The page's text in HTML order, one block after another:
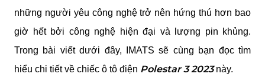
những người yêu công nghệ trở nên hứng thú hơn bao
giờ hết bởi công nghệ hiện đại và lượng pin khủng.
Trong bài viết dưới đây, IMATS sẽ cùng bạn đọc tìm
hiểu chi tiết về chiếc ô tô điện Polestar 3 2023 này.